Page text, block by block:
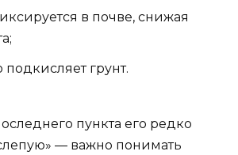
в почве, снижая
подкисляет грунт.
пункта его редко
— важно понимать